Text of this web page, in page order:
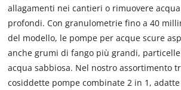
allagamenti nei cantieri o rimuovere
profondi. Con granulometrie fino a 40
del modello, le pompe per acque scure
anche grumi di fango più grandi,
acqua sabbiosa. Nel nostro assortimento
cosiddette pompe combinate 2 in 1,